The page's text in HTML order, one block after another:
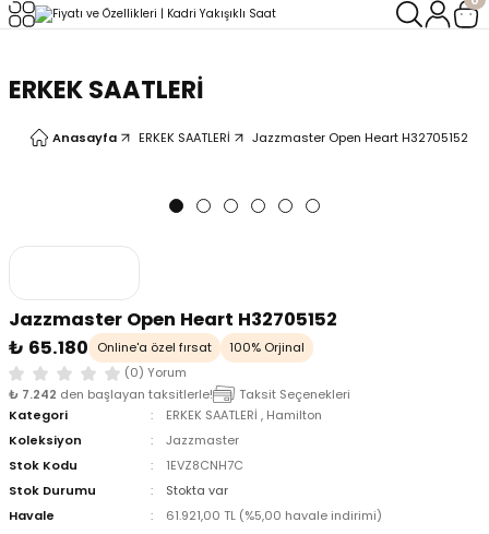
ERKEK SAATLERİ
Anasayfa ERKEK SAATLERİ Jazzmaster Open Heart H32705152
Jazzmaster Open Heart H32705152
₺ 65.180
Online'a özel fırsat
100% Orjinal
(0) Yorum
₺ 7.242 den başlayan taksitlerle!
Taksit Seçenekleri
Kategori
ERKEK SAATLERİ , Hamilton
Koleksiyon
Jazzmaster
Stok Kodu
1EVZ8CNH7C
Stok Durumu
Stokta var
Havale
61.921,00 TL (%5,00 havale indirimi)
Geri Dön
Geri Dön